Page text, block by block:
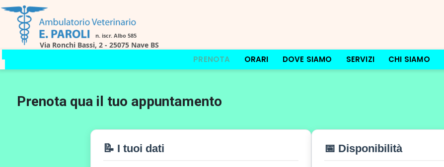
Skip
content
PRENOTA ORARI DOVE SIAMO SERVIZI CHI SIAMO
Prenota qua il tuo appuntamento
📝 I tuoi dati 📅 Disponibilità